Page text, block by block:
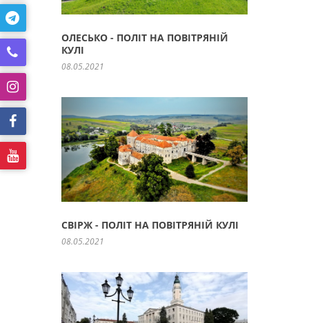
ОЛЕСЬКО - ПОЛІТ НА ПОВІТРЯНІЙ
КУЛІ
08.05.2021
СВІРЖ - ПОЛІТ НА ПОВІТРЯНІЙ КУЛІ
08.05.2021